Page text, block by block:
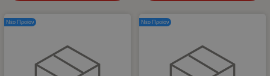
Νέο Προϊόν Νέο Προϊόν